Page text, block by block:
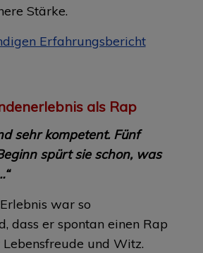
Stärke.
Erfahrungsbericht
als Rap
sehr kompetent. Fünf
spürt sie schon, was
war so
dass er spontan einen Rap
und Witz.